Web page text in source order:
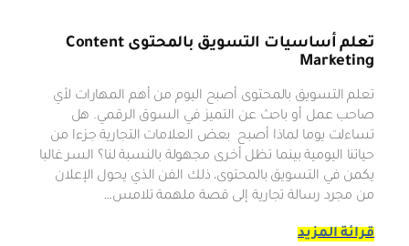
تعلم أساسيات التسويق بالمحتوى Content
Marketing
تعلم التسويق بالمحتوى أصبح اليوم من أهم المهارات لأي
صاحب عمل أو باحث عن التميز في السوق الرقمي. هل
تساءلت يوما لماذا أصبح بعض العلامات التجارية جزءا من
حياتنا اليومية بينما تظل أخرى مجهولة بالنسبة لنا؟ السر غالبا
يكمن في التسويق بالمحتوى، ذلك الفن الذي يحول الإعلان
من مجرد رسالة تجارية إلى قصة ملهمة تلامس…
قرائة المزيد